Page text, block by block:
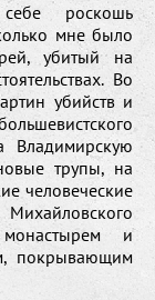
себе роскошь
мне было
убитый на
Во
убийств и
Владимирскую
трупы, на
человеческие
и
покрывающим